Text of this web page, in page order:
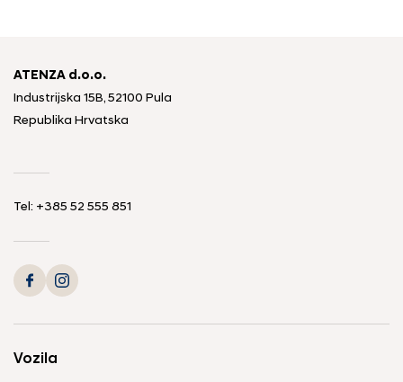
ATENZA d.o.o.
Industrijska 15B, 52100 Pula
Republika Hrvatska
Tel: +385 52 555 851
Vozila